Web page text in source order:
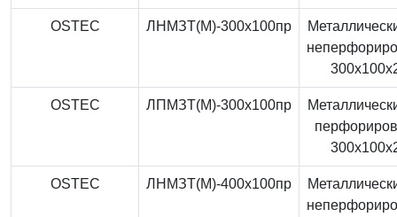
OSTEC ЛНМЗТ(М)-300x100пр
OSTEC ЛПМЗТ(М)-300x100пр
OSTEC ЛНМЗТ(М)-400x100пр